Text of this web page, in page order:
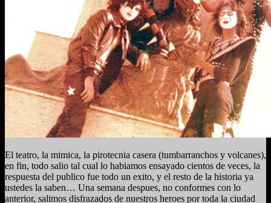
El teatro, la mimica, la pirotecnia casera (tumbarranchos y volcanes),
en fin, todo salio tal cual lo habiamos ensayado cientos de veces, la
respuesta del publico fue todo un exito, y el resto de la historia ya
ustedes la saben… Una semana despues, no conformes con lo
anterior, salimos disfrazados de nuestros heroes por toda la ciudad